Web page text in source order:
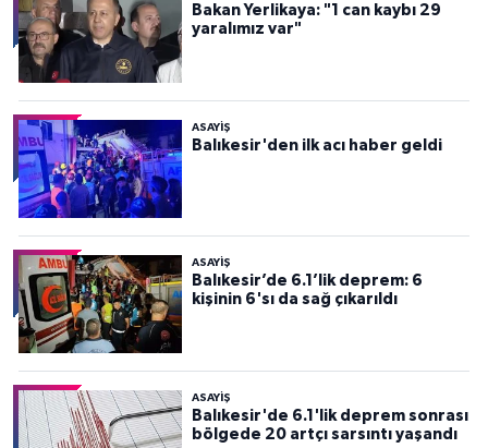
Bakan Yerlikaya: "1 can kaybı 29
yaralımız var"
ASAYİŞ
Balıkesir'den ilk acı haber geldi
ASAYİŞ
Balıkesir’de 6.1’lik deprem: 6
kişinin 6'sı da sağ çıkarıldı
ASAYİŞ
Balıkesir'de 6.1'lik deprem sonrası
bölgede 20 artçı sarsıntı yaşandı